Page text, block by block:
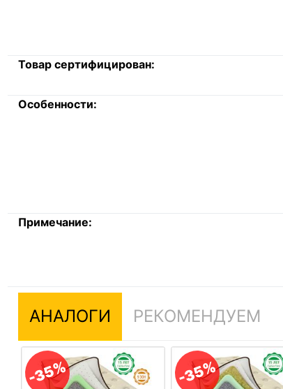
Товар сертифицирован:
Особенности:
Примечание:
АНАЛОГИ РЕКОМЕНДУЕМ
-35% -35%